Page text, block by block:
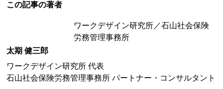
この記事の著者
ワークデザイン研究所／石山社会保険
労務管理事務所
太期 健三郎
ワークデザイン研究所 代表
石山社会保険労務管理事務所 パートナー・コンサルタント